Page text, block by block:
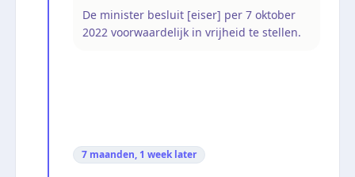
De minister besluit [eiser] per 7 oktober
2022 voorwaardelijk in vrijheid te stellen.
7 maanden, 1 week later